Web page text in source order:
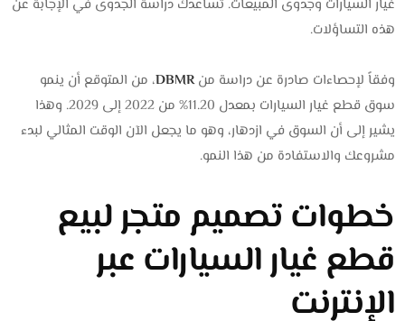
غيار السيارات وجدوى المبيعات. تساعدك دراسة الجدوى في الإجابة عن
هذه التساؤلات.
وفقاً لإحصاءات صادرة عن دراسة منDBMR، من المتوقع أن ينمو
سوق قطع غيار السيارات بمعدل 11.20% من 2022 إلى 2029. وهذا
يشير إلى أن السوق في ازدهار، وهو ما يجعل الآن الوقت المثالي لبدء
مشروعك والاستفادة من هذا النمو.
خطوات تصميم متجر لبيع
قطع غيار السيارات عبر
الإنترنت